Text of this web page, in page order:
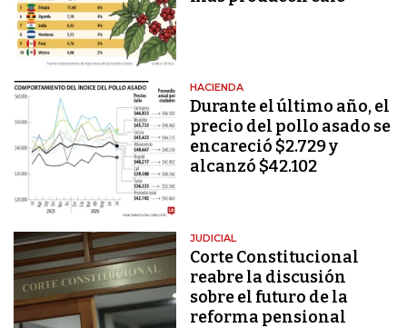
HACIENDA
Durante el último año, el
precio del pollo asado se
encareció $2.729 y
alcanzó $42.102
JUDICIAL
Corte Constitucional
reabre la discusión
sobre el futuro de la
reforma pensional